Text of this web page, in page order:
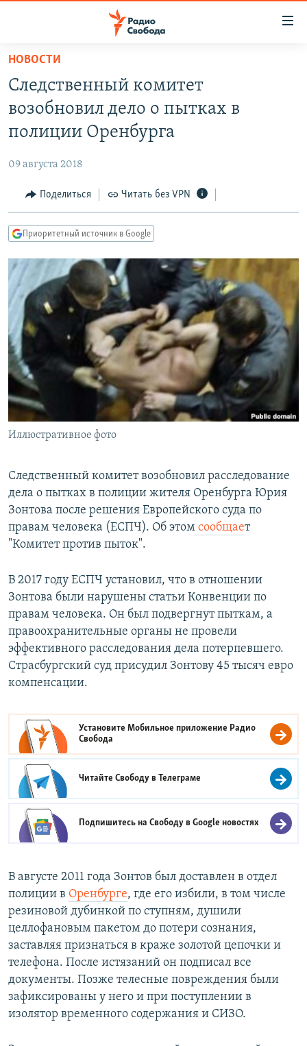
упрощенного
доступа
Вернуться
основному
Вернутся
Вернутся
поиску
ПОДКАСТЫ
АВТОРСКИЕ ПРОЕКТЫ
МНЕНИЯ
КУЛЬТУРА
КАВКАЗ.РЕАЛИИ
СЕВЕР.РЕАЛИИ
СИБИРЬ.РЕАЛИИ
РАСПИСАНИЕ ВЕЩАНИЯ
ПОДПИШИТЕСЬ НА РАССЫЛКУ
СОЦИАЛЬНЫЕ СЕТИ
Все сайты РСЕ/РС
НОВОСТИ
Следственный комитет
возобновил дело о пытках в
полиции Оренбурга
09 августа 2018
Поделиться Читать без VPN
Приоритетный источник в Google
Иллюстративное фото
Следственный комитет возобновил расследование
дела о пытках в полиции жителя Оренбурга Юрия
Зонтова после решения Европейского суда по
правам человека (ЕСПЧ). Об этом сообщает
"Комитет против пыток".
В 2017 году ЕСПЧ установил, что в отношении
Зонтова были нарушены статьи Конвенции по
правам человека. Он был подвергнут пыткам, а
правоохранительные органы не провели
эффективного расследования дела потерпевшего.
Страсбургский суд присудил Зонтову 45 тысяч евро
компенсации.
Установите Мобильное приложение Радио
Свобода
Читайте Свободу вТелеграме
Подпишитесь на Свободу вGoogle новостях
В августе 2011 года Зонтов был доставлен в отдел
полиции в Оренбурге, где его избили, в том числе
резиновой дубинкой по ступням, душили
целлофановым пакетом до потери сознания,
заставляя признаться в краже золотой цепочки и
телефона. После истязаний он подписал все
документы. Позже телесные повреждения были
зафиксированы у него и при поступлении в
изолятор временного содержания и СИЗО.